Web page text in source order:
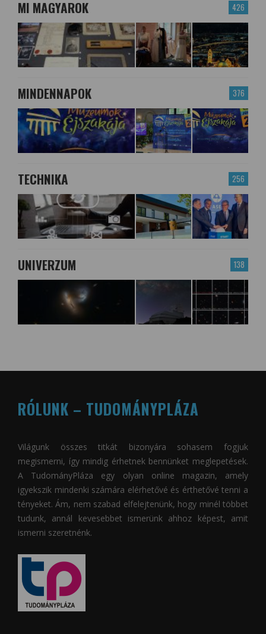
426
MI MAGYAROK
376
MINDENNAPOK
256
TECHNIKA
138
UNIVERZUM
RÓLUNK – TUDOMÁNYPLÁZA
Világunk összes titkát bizonyára sohasem fogjuk
megismerni, így mindig érhetnek bennünket meglepetések.
A TudományPláza egy olyan online magazin, amely
igyekszik mindenki számára elérhetővé és érthetővé tenni a
tényeket. Ám, nem szabad elfelejtenünk, hogy minél többet
tudunk, annál kevesebbet ismerünk ahhoz képest, amit
ismerni szeretnénk.